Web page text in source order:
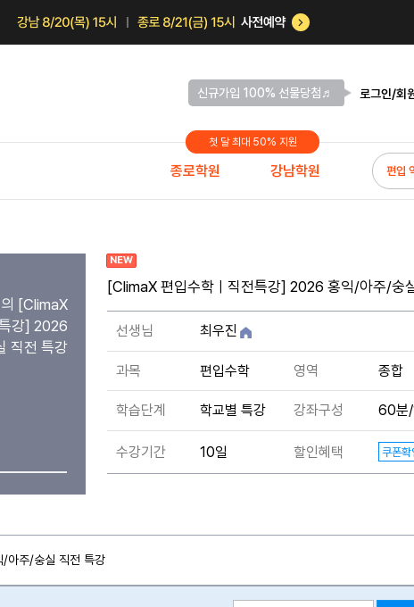
신규가입 100% 선물당첨♬ 로그인/회
종로학원
첫 달 최대 50% 지원
강남학원 편입
[ClimaX
강] 2026
직전 특강
NEW
[ClimaX 편입수학ㅣ직전특강] 2026 홍익/아주/숭
선생님 최우진
과목 편입수학 영역 종합
학습단계 학교별 특강 강좌구성 60분/
수강기간 10일 할인혜택 쿠폰확
아주/숭실 직전 특강